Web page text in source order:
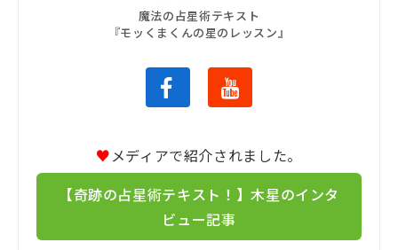
魔法の占星術テキスト
『モッくまくんの星のレッスン』
♥メディアで紹介されました。
【奇跡の占星術テキスト！】木星のインタ
ビュー記事